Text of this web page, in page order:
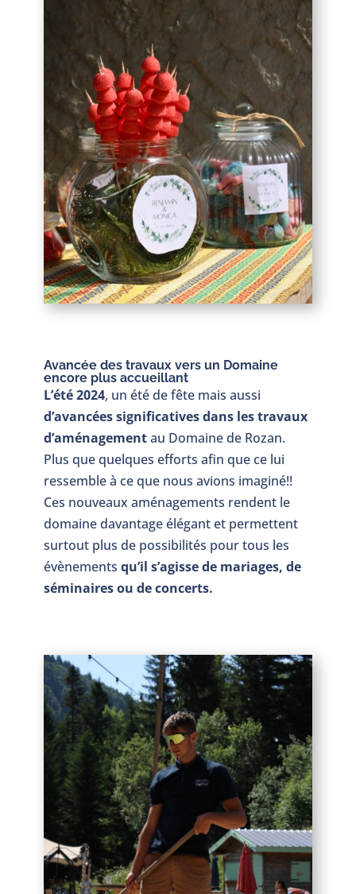
Avancée des travaux vers un Domaine
encore plus accueillant
L’été 2024, un été de fête mais aussi
d’avancées significatives dans les travaux
d’aménagementau Domaine de Rozan.
Plus que quelques efforts afin que ce lui
ressemble à ce que nous avions imaginé!!
Ces nouveaux aménagements rendent le
domaine davantage élégant et permettent
surtout plus de possibilités pour tous les
évènements qu’il s’agisse de mariages, de
séminaires ou de concerts.